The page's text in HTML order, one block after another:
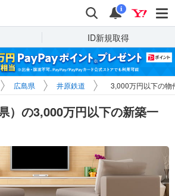
検索 通知
i
ID新規取得
広島県 井原鉄道 3,000万円以下の物
）の3,000万円以下の新築一